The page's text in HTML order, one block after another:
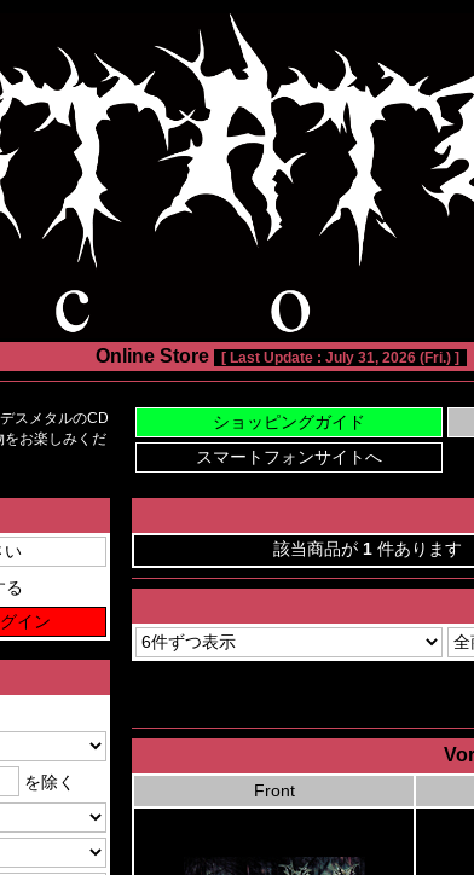
Online Store [ Last Update : July 31, 2026 (Fri.) ]
スメタルのCD
お楽しみくだ
る
を除く
該当商品が 1 件あります
Front